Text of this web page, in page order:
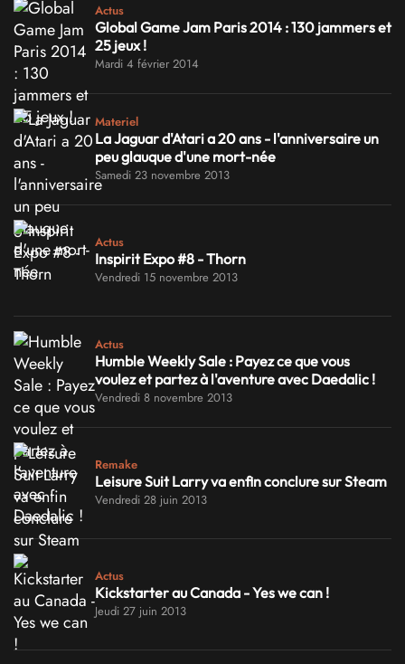
Actus
Global Game Jam Paris 2014 : 130 jammers et
25 jeux !
Mardi 4 février 2014
Materiel
La Jaguar d'Atari a 20 ans - l'anniversaire un
peu glauque d'une mort-née
Samedi 23 novembre 2013
Actus
Inspirit Expo #8 - Thorn
Vendredi 15 novembre 2013
Actus
Humble Weekly Sale : Payez ce que vous
voulez et partez à l'aventure avec Daedalic !
Vendredi 8 novembre 2013
Remake
Leisure Suit Larry va enfin conclure sur Steam
Vendredi 28 juin 2013
Actus
Kickstarter au Canada - Yes we can !
Jeudi 27 juin 2013